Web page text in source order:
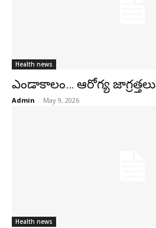
Health news
ఎండాకాలం… ఆరోగ్య జాగ్రత్తలు
Admin - May 9, 2026
Health news